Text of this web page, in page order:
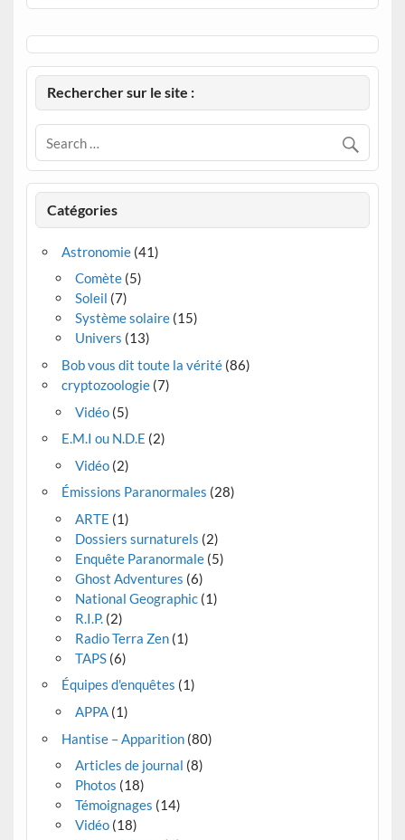
Rechercher sur le site :
Catégories
Astronomie(41)
Comète(5)
Soleil (7)
Système solaire(15)
Univers (13)
Bob vous dit toute la vérité(86)
cryptozoologie(7)
Vidéo(5)
E.M.I ou N.D.E (2)
Vidéo(2)
Émissions Paranormales (28)
ARTE (1)
Dossiers surnaturels (2)
Enquête Paranormale(5)
Ghost Adventures (6)
National Geographic(1)
R.I.P.(2)
Radio Terra Zen(1)
TAPS(6)
Équipes d'enquêtes (1)
APPA(1)
Hantise – Apparition(80)
Articles de journal (8)
Photos (18)
Témoignages (14)
Vidéo(18)